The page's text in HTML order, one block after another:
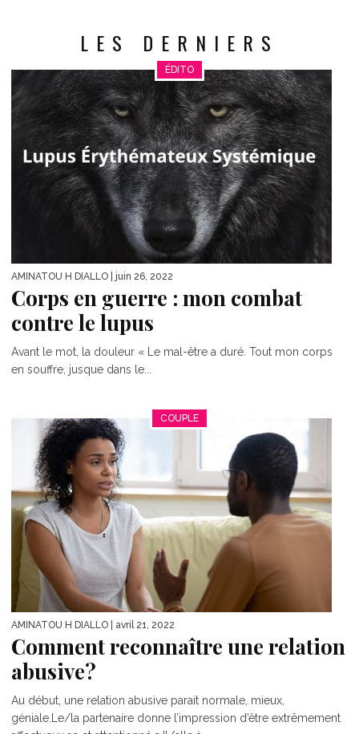
LES DERNIERS
ÉDITO
AMINATOU H DIALLO | juin 26, 2022
Corps en guerre : mon combat
contre le lupus
Avant le mot, la douleur « Le mal-être a duré. Tout mon corps
en souffre, jusque dans le...
COUPLE
AMINATOU H DIALLO | avril 21, 2022
Comment reconnaître une relation
abusive?
Au début, une relation abusive parait normale, mieux,
géniale.Le/la partenaire donne l’impression d’être extrêmement